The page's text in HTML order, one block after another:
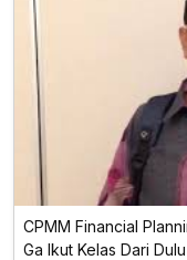
CPMM Financial
Ga Ikut Kelas Dari Dulu